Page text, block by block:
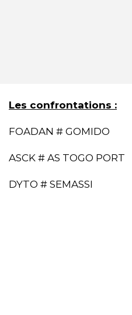
Les confrontations :
FOADAN # GOMIDO
ASCK # AS TOGO PORT
DYTO # SEMASSI